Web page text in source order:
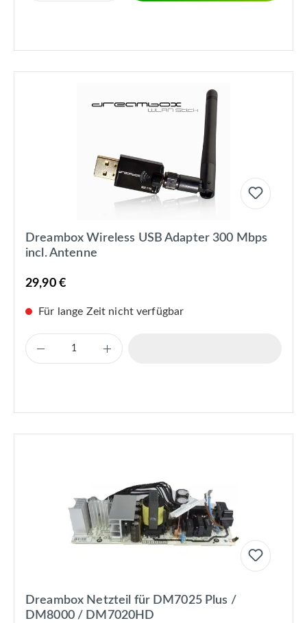
Dreambox Wireless USB Adapter 300 Mbps
incl. Antenne
29,90 €
Für lange Zeit nicht verfügbar
Dreambox Netzteil für DM7025 Plus /
DM8000 / DM7020HD